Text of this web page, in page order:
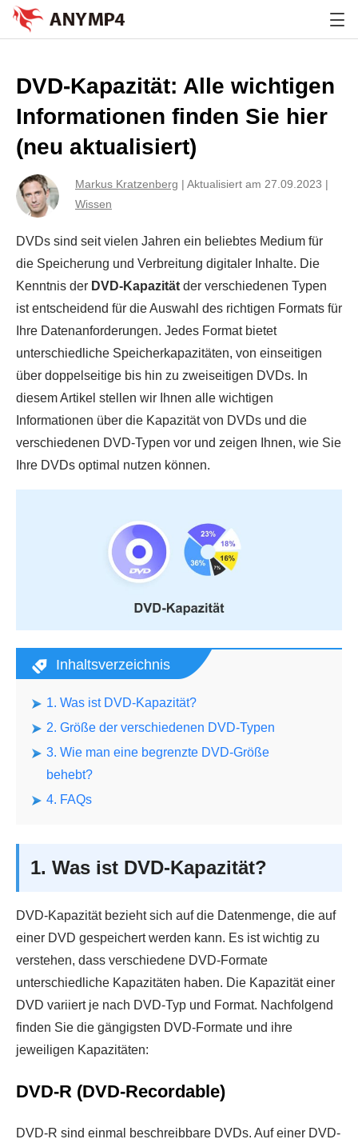
DVD-Kapazität: Alle wichtigen
Informationen finden Sie hier
(neu aktualisiert)
Markus Kratzenberg | Aktualisiert am 27.09.2023 |
Wissen
DVDs sind seit vielen Jahren ein beliebtes Medium für
die Speicherung und Verbreitung digitaler Inhalte. Die
Kenntnis der DVD-Kapazität der verschiedenen Typen
ist entscheidend für die Auswahl des richtigen Formats für
Ihre Datenanforderungen. Jedes Format bietet
unterschiedliche Speicherkapazitäten, von einseitigen
über doppelseitige bis hin zu zweiseitigen DVDs. In
diesem Artikel stellen wir Ihnen alle wichtigen
Informationen über die Kapazität von DVDs und die
verschiedenen DVD-Typen vor und zeigen Ihnen, wie Sie
Ihre DVDs optimal nutzen können.
Inhaltsverzeichnis
1. Was ist DVD-Kapazität?
2. Größe der verschiedenen DVD-Typen
3. Wie man eine begrenzte DVD-Größe
behebt?
4. FAQs
1. Was ist DVD-Kapazität?
DVD-Kapazität bezieht sich auf die Datenmenge, die auf
einer DVD gespeichert werden kann. Es ist wichtig zu
verstehen, dass verschiedene DVD-Formate
unterschiedliche Kapazitäten haben. Die Kapazität einer
DVD variiert je nach DVD-Typ und Format. Nachfolgend
finden Sie die gängigsten DVD-Formate und ihre
jeweiligen Kapazitäten:
DVD-R (DVD-Recordable)
DVD-R sind einmal beschreibbare DVDs. Auf einer DVD-